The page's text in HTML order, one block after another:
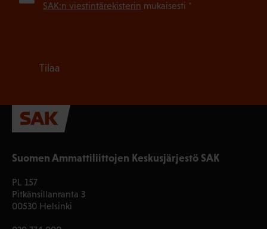
Suomen Ammattiliittojen Keskusjärjestö SAK
PL 157
Pitkänsillanranta 3
00530 Helsinki
SAK:n viestintärekisterin mukaisesti *
Tilaa